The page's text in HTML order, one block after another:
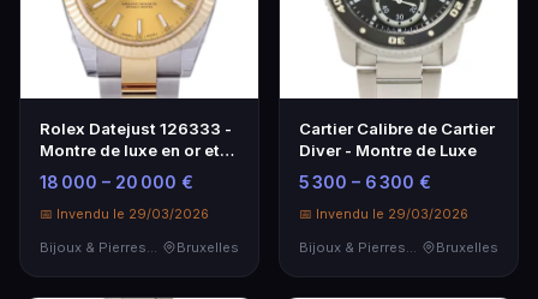
Rolex Datejust 126333 -
Montre de luxe en or et
acier
18 000 – 20 000 €
📅 Invendu le 29/03/2026
Bruxelles
Cartier Calibre de Cartier
Diver - Montre de Luxe
5 300 – 6 300 €
📅 Invendu le 29/03/2026
Bruxelles